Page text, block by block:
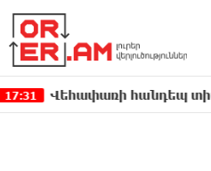
հանդեպ տիտանական